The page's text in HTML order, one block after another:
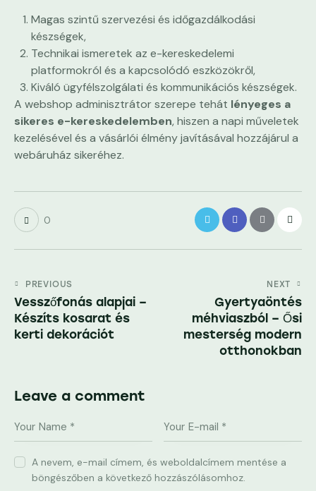
Magas szintű szervezési és időgazdálkodási
készségek,
Technikai ismeretek az e-kereskedelemi
platformokról és a kapcsolódó eszközökről,
Kiváló ügyfélszolgálati és kommunikációs készségek.
A webshop adminisztrátor szerepe tehát lényeges a
sikeres e-kereskedelemben, hiszen a napi műveletek
kezelésével és a vásárlói élmény javításával hozzájárul a
webáruház sikeréhez.
0
Bejegyzés
navigáció
PREVIOUS
Vesszőfonás alapjai –
Készíts kosarat és
kerti dekorációt
NEXT
Gyertyaöntés
méhviaszból – Ősi
mesterség modern
otthonokban
Leave a comment
A nevem, e-mail címem, és weboldalcímem mentése a
böngészőben a következő hozzászólásomhoz.